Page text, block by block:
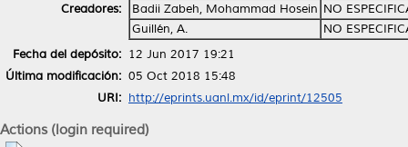
Creadores:
Badii Zabeh, Mohammad Hosein NO
Guillén, A.
NO
Fecha del depósito: 12 Jun 2017 19:21
Última modificación: 05 Oct 2018 15:48
URI: http://eprints.uanl.mx/id/eprint/12505
Actions (login required)